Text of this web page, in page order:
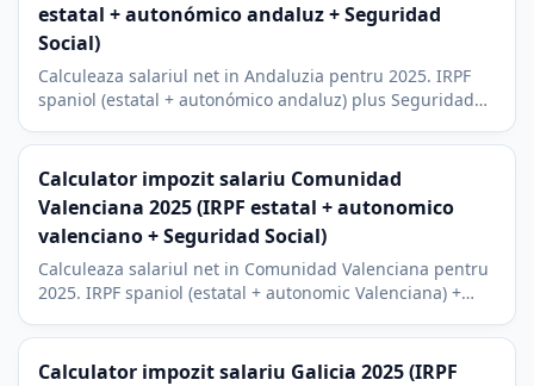
estatal + autonómico andaluz + Seguridad
Social)
Calculeaza salariul net in Andaluzia pentru 2025. IRPF
spaniol (estatal + autonómico andaluz) plus Seguridad
Calculator impozit salariu Comunidad
Valenciana 2025 (IRPF estatal + autonomico
valenciano + Seguridad Social)
Calculeaza salariul net in Comunidad Valenciana pentru
2025. IRPF spaniol (estatal + autonomic Valenciana) +
Castellon.
Calculator impozit salariu Galicia 2025 (IRPF